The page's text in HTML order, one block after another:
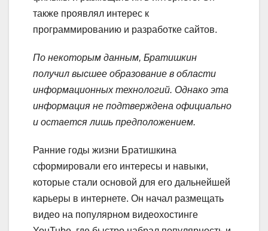
также проявлял интерес к
программированию и разработке сайтов.
По некоторым данным, Братишкин
получил высшее образование в области
информационных технологий. Однако эта
информация не подтверждена официально
и остается лишь предположением.
Ранние годы жизни Братишкина
сформировали его интересы и навыки,
которые стали основой для его дальнейшей
карьеры в интернете. Он начал размещать
видео на популярном видеохостинге